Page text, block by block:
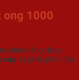
ong 1000
chính hãng được
và phân phối độc